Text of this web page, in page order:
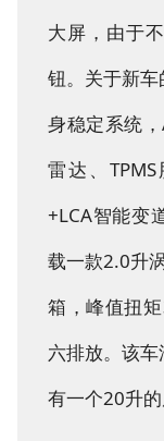
大屏，由于
钮。关于新
身稳定系统
雷达、
+LCA智能变
载一款2.0升
箱，峰值扭
六排放。该
有一个20升的